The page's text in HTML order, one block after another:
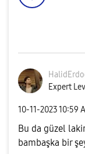
Expert
‎10-11-202310:59
Bu da güzel
bambaşka bir